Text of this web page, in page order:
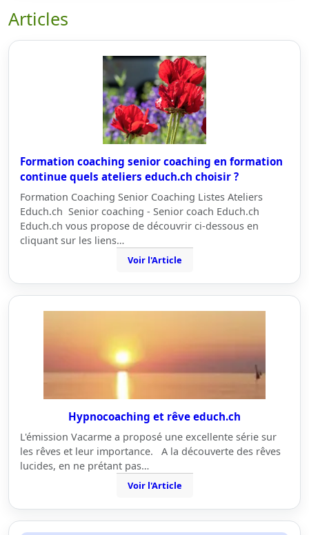
Articles
Formation coaching senior coaching en formation
continue quels ateliers educh.ch choisir ?
Formation Coaching Senior Coaching Listes Ateliers
Educh.ch Senior coaching - Senior coach Educh.ch
Educh.ch vous propose de découvrir ci-dessous en
cliquant sur les liens…
Voir l'Article
Hypnocoaching et rêve educh.ch
L'émission Vacarme a proposé une excellente série sur
les rêves et leur importance. A la découverte des rêves
lucides, en ne prétant pas…
Voir l'Article